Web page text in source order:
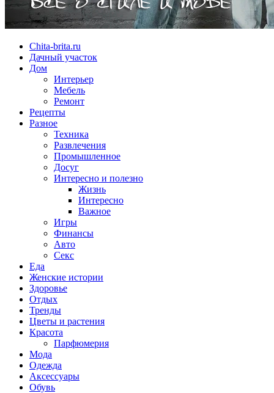
Chita-brita.ru
Дачный участок
Дом
Интерьер
Мебель
Ремонт
Рецепты
Разное
Техника
Развлечения
Промышленное
Досуг
Интересно и полезно
Жизнь
Интересно
Важное
Игры
Финансы
Авто
Секс
Еда
Женские истории
Здоровье
Отдых
Тренды
Цветы и растения
Красота
Парфюмерия
Мода
Одежда
Аксессуары
Обувь